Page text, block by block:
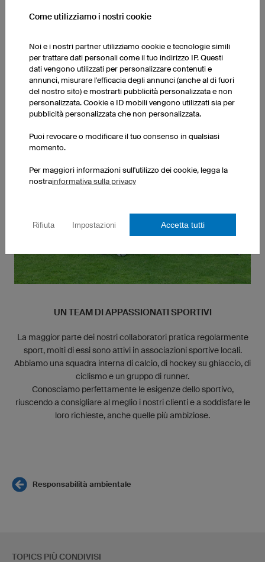
CHI SIAMO
L'anno di fondazione di owayo è il 2001. Attualmente lavoriamo
su 15.000 metri quadrati tra uffici e magazzino e vendiamo in
ben 167 paesi. Ciò non ci impedisce di praticare sport vari e di
ritrovarci dopo il lavoro davanti a un bel boccale di birra.
UN TEAM DI APPASSIONATI SPORTIVI
La maggior parte dei nostri collaboratori pratica regolarmente
sport, molti di essi sono attivi in associazioni sportive locali.
Abbiamo una squadra interna di calcio, di hockey su ghiaccio, di
ciclismo e un gruppo di runner.
Conosciamo perfettamente le esigenze dello sportivo,
riuscendo a consigliare al meglio i nostri clienti e a soddisfare le
loro richieste, anche quelle più ambiziose.
Responsabilità ambientale
TOPICS PIÙ CONDIVISI
Come utilizziamo i nostri cookie
Noi e i nostri partner utilizziamo cookie e tecnologie simili
per trattare dati personali come il tuo indirizzo IP. Questi
dati vengono utilizzati per personalizzare contenuti e
annunci, misurare l'efficacia degli annunci (anche al di fuori
del nostro sito) e mostrarti pubblicità personalizzata e non
personalizzata. Cookie e ID mobili vengono utilizzati sia per
pubblicità personalizzata che non personalizzata.
Puoi revocare o modificare il tuo consenso in qualsiasi
momento.
Per maggiori informazioni sull'utilizzo dei cookie, legga la
nostrainformativa sulla privacy
Rifiuta Impostazioni Accetta tutti